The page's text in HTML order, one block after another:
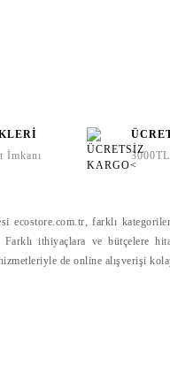
İmkanı
farklı
ithiyaçlara ve bütçelere
de online alışverişi